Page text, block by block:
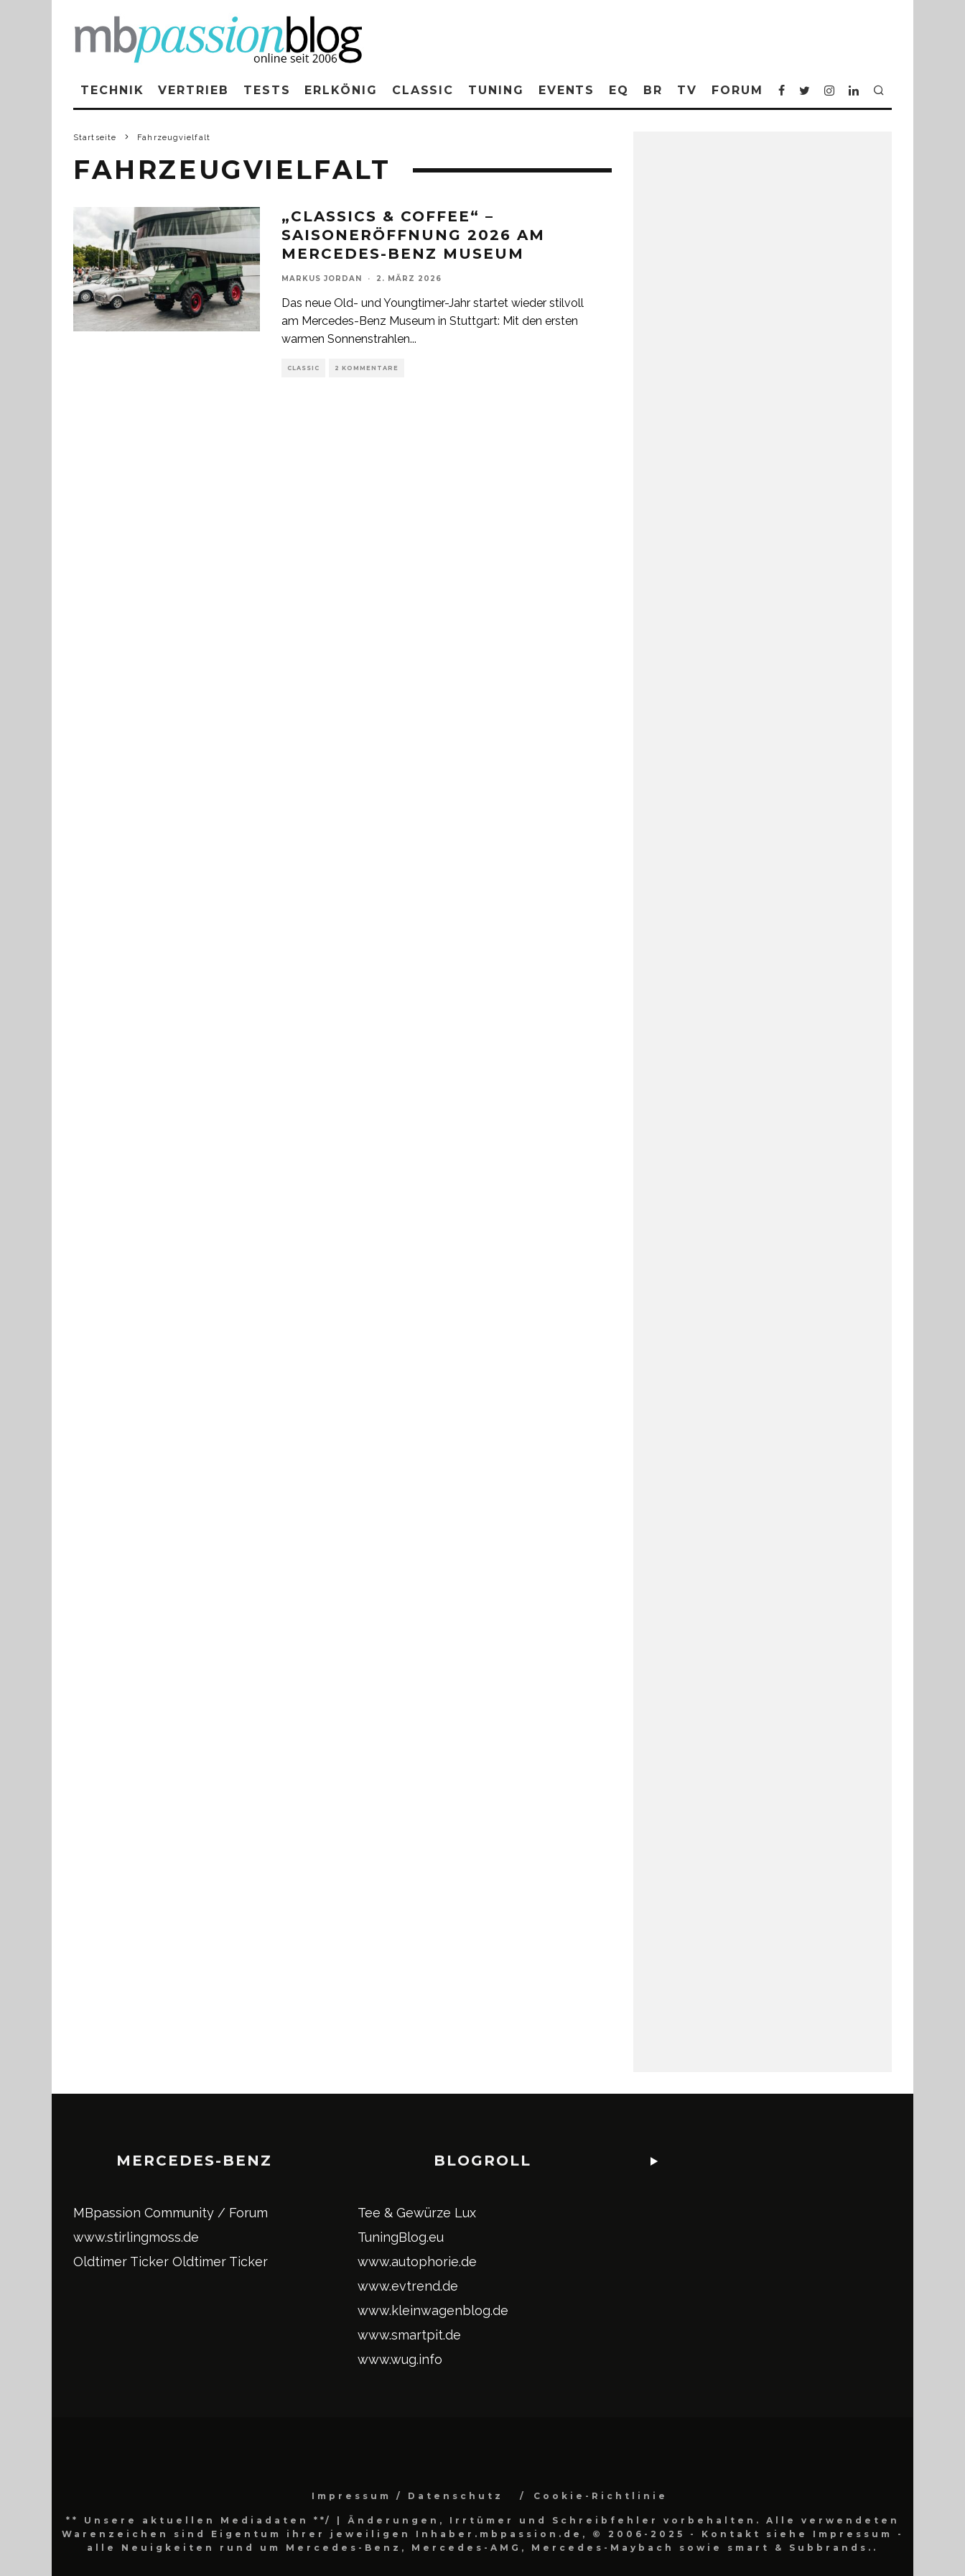
TECHNIK VERTRIEB TESTS ERLKÖNIG CLASSIC TUNING EVENTS EQ BR TV FORUM
Startseite Fahrzeugvielfalt
FAHRZEUGVIELFALT
„CLASSICS & COFFEE“ –
SAISONERÖFFNUNG 2026 AM
MERCEDES-BENZ MUSEUM
MARKUS JORDAN · 2. MÄRZ 2026
Das neue Old- und Youngtimer-Jahr startet wieder stilvoll
am Mercedes-Benz Museum in Stuttgart: Mit den ersten
warmen Sonnenstrahlen...
CLASSIC 2 KOMMENTARE
MERCEDES-BENZ
MBpassion Community / Forum
www.stirlingmoss.de
Oldtimer Ticker Oldtimer Ticker
BLOGROLL
Tee & Gewürze Lux
TuningBlog.eu
www.autophorie.de
www.evtrend.de
www.kleinwagenblog.de
www.smartpit.de
www.wug.info
Impressum / Datenschutz Cookie-Richtlinie
** Unsere aktuellen Mediadaten **/
| Änderungen, Irrtümer und Schreibfehler vorbehalten. Alle verwendeten
Warenzeichen sind Eigentum ihrer jeweiligen Inhaber.mbpassion.de, © 2006-2025 - Kontakt siehe Impressum -
alle Neuigkeiten rund um Mercedes-Benz, Mercedes-AMG, Mercedes-Maybach sowie smart & Subbrands..